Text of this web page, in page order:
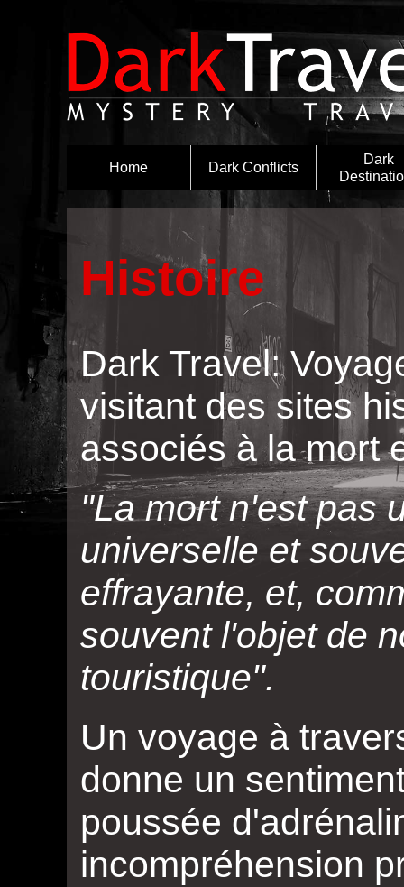
Home Dark Conflicts
Dark
Histoire
Dark Travel:
visitant des sites
associés à la mort
"La mort n'est pas
universelle et
effrayante, et,
souvent l'objet de
touristique".
Un voyage à
donne un
poussée
incompréhension